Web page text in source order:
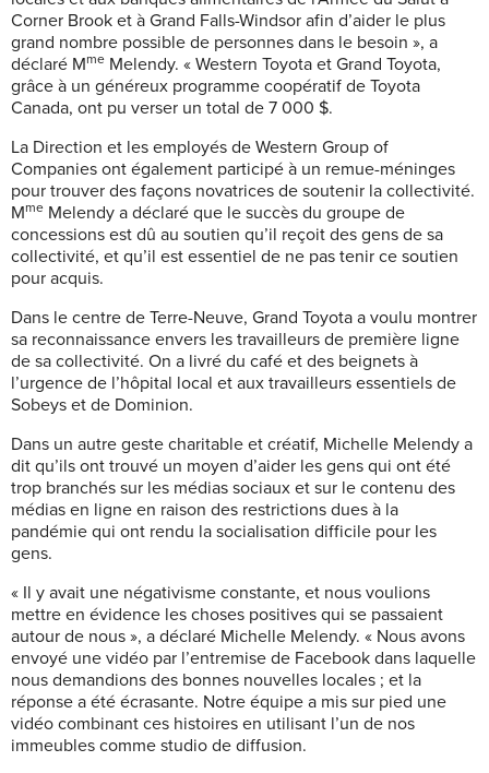
Corner Brook et à Grand Falls-Windsor afin d’aider le plus
grand nombre possible de personnes dans le besoin », a
déclaré Mme Melendy. « Western Toyota et Grand Toyota,
grâce à un généreux programme coopératif de Toyota
Canada, ont pu verser un total de 7 000 $.
La Direction et les employés de Western Group of
Companies ont également participé à un remue-méninges
pour trouver des façons novatrices de soutenir la collectivité.
Mme Melendy a déclaré que le succès du groupe de
concessions est dû au soutien qu’il reçoit des gens de sa
collectivité, et qu’il est essentiel de ne pas tenir ce soutien
pour acquis.
Dans le centre de Terre-Neuve, Grand Toyota a voulu montrer
sa reconnaissance envers les travailleurs de première ligne
de sa collectivité. On a livré du café et des beignets à
l’urgence de l’hôpital local et aux travailleurs essentiels de
Sobeys et de Dominion.
Dans un autre geste charitable et créatif, Michelle Melendy a
dit qu’ils ont trouvé un moyen d’aider les gens qui ont été
trop branchés sur les médias sociaux et sur le contenu des
médias en ligne en raison des restrictions dues à la
pandémie qui ont rendu la socialisation difficile pour les
gens.
« Il y avait une négativisme constante, et nous voulions
mettre en évidence les choses positives qui se passaient
autour de nous », a déclaré Michelle Melendy. « Nous avons
envoyé une vidéo par l’entremise de Facebook dans laquelle
nous demandions des bonnes nouvelles locales ; et la
réponse a été écrasante. Notre équipe a mis sur pied une
vidéo combinant ces histoires en utilisant l’un de nos
immeubles comme studio de diffusion.